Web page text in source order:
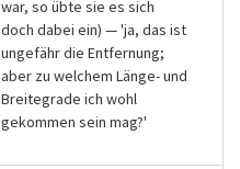
war, so übte sie es sich
doch dabei ein) — 'ja, das ist
ungefähr die Entfernung;
aber zu welchem Länge- und
Breitegrade ich wohl
gekommen sein mag?'